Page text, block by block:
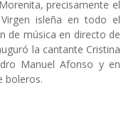
precisamente el
isleña en todo el
de música en directo de
la cantante Cristina
Manuel Afonso y en
boleros.